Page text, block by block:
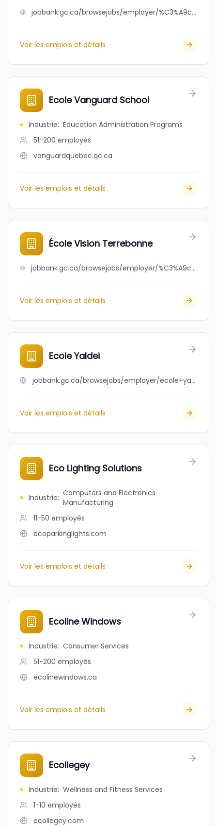
jobbank.gc.ca/browsejobs/employer/%C3%A9cole+vanguard/ca
Voir les emplois et détails
Ecole Vanguard School
Industrie: Education Administration Programs
51-200 employés
vanguardquebec.qc.ca
Voir les emplois et détails
École Vision Terrebonne
jobbank.gc.ca/browsejobs/employer/%C3%A9cole+vision+terrebonne/ca
Voir les emplois et détails
Ecole Yaldei
jobbank.gc.ca/browsejobs/employer/ecole+yaldei/ca
Voir les emplois et détails
Eco Lighting Solutions
Industrie: Computers and Electronics
Manufacturing
11-50 employés
ecoparkinglights.com
Voir les emplois et détails
Ecoline Windows
Industrie: Consumer Services
51-200 employés
ecolinewindows.ca
Voir les emplois et détails
Ecollegey
Industrie: Wellness and Fitness Services
1-10 employés
ecollegey.com